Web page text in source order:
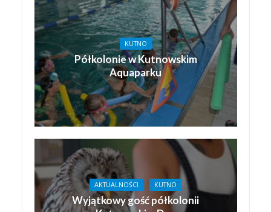
KUTNO
Półkolonie w Kutnowskim
Aquaparku
AKTUALNOŚCI KUTNO
Wyjątkowy gość półkolonii